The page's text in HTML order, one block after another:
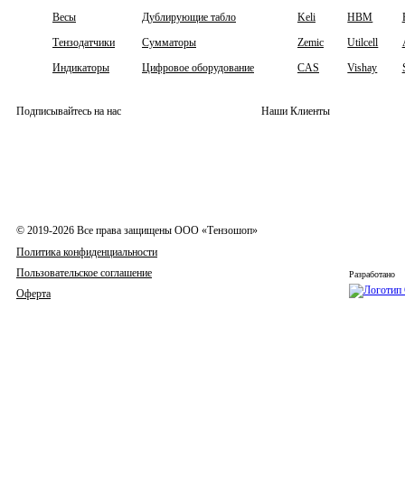
Подписывайтесь на нас
Весы
Тензодатчики
Индикаторы
Дублирующие табло
Сумматоры
Цифровое оборудование
Keli
Zemic
CAS
HBM
Utilcell
Vishay
Наши Клиенты
Политика конфиденциальности
Пользовательское соглашение
Оферта
© 2019-2026 Все права защищены ООО «Тензошоп»
Разработано